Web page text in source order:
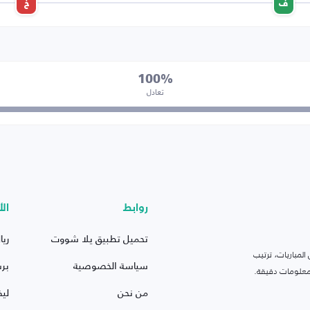
ف خ
100%
تعادل
ترتيب
دقيقة.
روابط
تحميل تطبيق يلا شووت
سياسة الخصوصية
من نحن